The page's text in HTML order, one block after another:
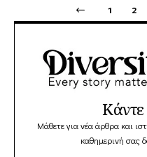
1 2
Μάθετε για νέα άρθρα και
καθημερινή σας